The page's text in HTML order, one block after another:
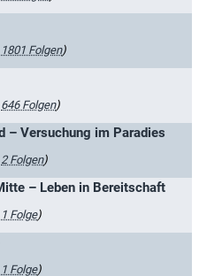
1801 Folgen)
646 Folgen)
– Versuchung im Paradies
2 Folgen)
– Leben in Bereitschaft
1 Folge)
1 Folge)